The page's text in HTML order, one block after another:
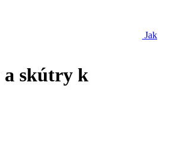
Jak
skútry k